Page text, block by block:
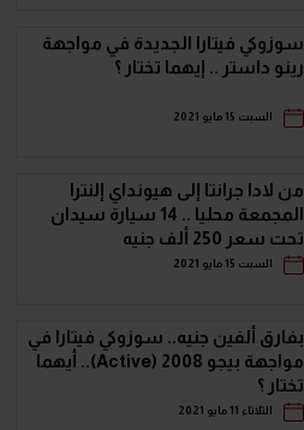
سوزوكي فيتارا الجديدة في مواجهة
رينو داستر .. إيهما تختار ؟
السبت 15 مايو 2021
من لادا جرانتا إلى هيونداي إلنترا
المجمعة محليا .. 14 سيارة سيدان
تحت سعر 250 ألف جنيه
السبت 15 مايو 2021
بفارق ألفين جنيه.. سوزوكي فيتارا في
مواجهة بيجو 2008 (Active).. أيهما
تختار ؟
الثلاثاء 11 مايو 2021